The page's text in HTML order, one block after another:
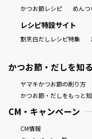
かつお節レシピ めん
レシピ特設サイト
割烹白だしレシピ特集
かつお節・だしを知
ヤマキかつお節の削り方
かつお節・だしをもっと
CM・キャンペーン
CM情報